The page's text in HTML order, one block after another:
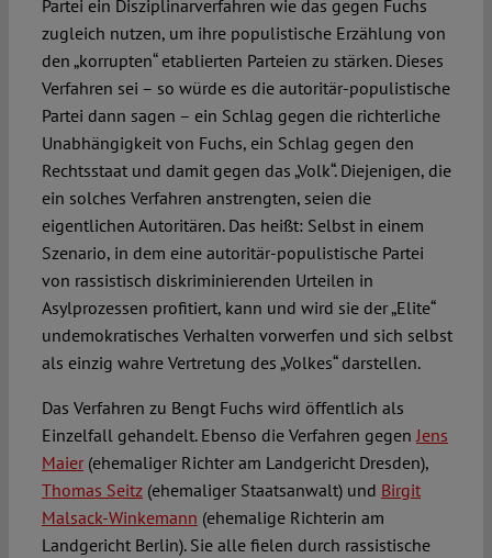
Partei ein Disziplinarverfahren wie das gegen Fuchs
zugleich nutzen, um ihre populistische Erzählung von
den „korrupten“ etablierten Parteien zu stärken. Dieses
Verfahren sei – so würde es die autoritär-populistische
Partei dann sagen – ein Schlag gegen die richterliche
Unabhängigkeit von Fuchs, ein Schlag gegen den
Rechtsstaat und damit gegen das „Volk“. Diejenigen, die
ein solches Verfahren anstrengten, seien die
eigentlichen Autoritären. Das heißt: Selbst in einem
Szenario, in dem eine autoritär-populistische Partei
von rassistisch diskriminierenden Urteilen in
Asylprozessen profitiert, kann und wird sie der „Elite“
undemokratisches Verhalten vorwerfen und sich selbst
als einzig wahre Vertretung des „Volkes“ darstellen.
Das Verfahren zu Bengt Fuchs wird öffentlich als
Einzelfall gehandelt. Ebenso die Verfahren gegenJens
Maier(ehemaliger Richter am Landgericht Dresden),
Thomas Seitz(ehemaliger Staatsanwalt) und Birgit
Malsack-Winkemann (ehemalige Richterin am
Landgericht Berlin). Sie alle fielen durch rassistische